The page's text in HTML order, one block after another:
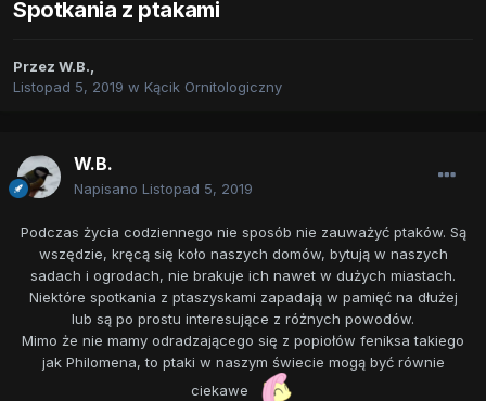
Spotkania z ptakami
Przez W.B.,
Listopad 5, 2019 w Kącik Ornitologiczny
W.B.
Napisano Listopad 5, 2019
Podczas życia codziennego nie sposób nie zauważyć ptaków. Są
wszędzie, kręcą się koło naszych domów, bytują w naszych
sadach i ogrodach, nie brakuje ich nawet w dużych miastach.
Niektóre spotkania z ptaszyskami zapadają w pamięć na dłużej
lub są po prostu interesujące z różnych powodów.
Mimo że nie mamy odradzającego się z popiołów feniksa takiego
jak Philomena, to ptaki w naszym świecie mogą być równie
ciekawe